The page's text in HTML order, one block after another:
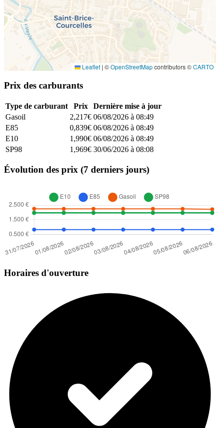
Leaflet | ©OpenStreetMapcontributors ©CARTO
Prix des carburants
Type de carburant Prix
Dernière mise à jour
Gasoil
2,217€ 06/08/2026 à 08:49
E85
0,839€ 06/08/2026 à 08:49
E10
1,990€ 06/08/2026 à 08:49
SP98
1,969€ 30/06/2026 à 08:08
Évolution des prix (7 derniers jours)
Horaires d'ouverture